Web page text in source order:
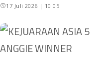
17 Juli 2026 | 10:05